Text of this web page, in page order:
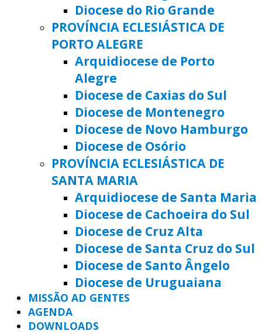
Diocese do Rio Grande
PROVÍNCIA ECLESIÁSTICA DE
PORTO ALEGRE
Arquidiocese de Porto
Alegre
Diocese de Caxias do Sul
Diocese de Montenegro
Diocese de Novo Hamburgo
Diocese de Osório
PROVÍNCIA ECLESIÁSTICA DE
SANTA MARIA
Arquidiocese de Santa Maria
Diocese de Cachoeira do Sul
Diocese de Cruz Alta
Diocese de Santa Cruz do Sul
Diocese de Santo Ângelo
Diocese de Uruguaiana
MISSÃO AD GENTES
AGENDA
DOWNLOADS